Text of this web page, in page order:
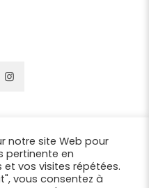
notre site Web pour
pertinente en
vos visites répétées.
vous consentez à